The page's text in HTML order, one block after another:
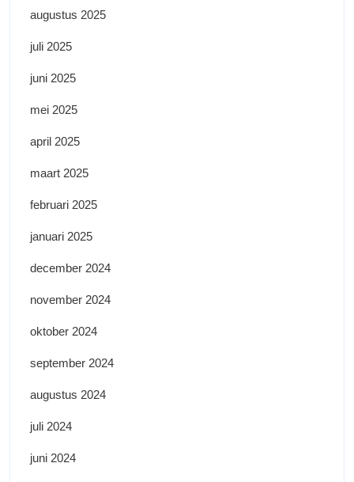
augustus 2025
juli 2025
juni 2025
mei 2025
april 2025
maart 2025
februari 2025
januari 2025
december 2024
november 2024
oktober 2024
september 2024
augustus 2024
juli 2024
juni 2024